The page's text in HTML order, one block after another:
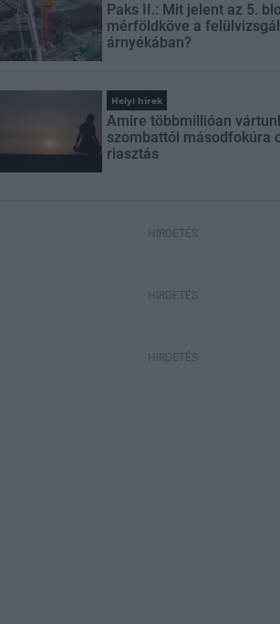
Paks II.: Mit jelent az 5.
mérföldköve a
árnyékában?
Helyi hírek
Amire többmillióan
szombattól másodfokúra
riasztás
HIRDETÉS
HIRDETÉS
HIRDETÉS